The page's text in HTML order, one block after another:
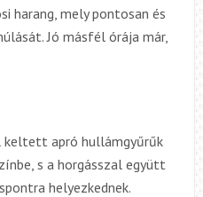
harang, mely pontosan és
Jó másfél órája már,
apró hullámgyűrűk
s a horgásszal együtt
helyezkednek.